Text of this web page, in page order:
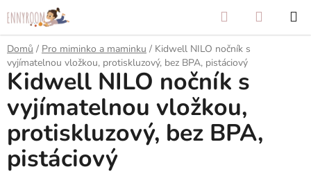
na
obsah
Hledat
KOŠÍK
Domů / Pro miminko a maminku / Kidwell NILO nočník s
vyjímatelnou vložkou, protiskluzový, bez BPA, pistáciový
Kidwell NILO nočník s
vyjímatelnou vložkou,
protiskluzový, bez BPA,
pistáciový